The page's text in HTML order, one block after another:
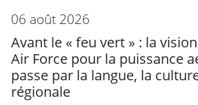
06 août 2026
Avant le « feu vert » : la
Air Force pour la puissance
passe par la langue, la
régionale